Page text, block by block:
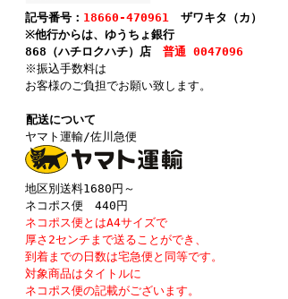
記号番号： 18660-470961 ザワキタ（カ）
※他行からは、ゆうちょ銀行
868（ハチロクハチ）店 普通 0047096
※振込手数料は
お客様のご負担でお願い致します。
配送について
ヤマト運輸/佐川急便
地区別送料1680円～
ネコポス便 440円
ネコポス便とはA4サイズで
厚さ2センチまで送ることができ、
到着までの日数は宅急便と同等です。
対象商品はタイトルに
ネコポス便の記載がございます。